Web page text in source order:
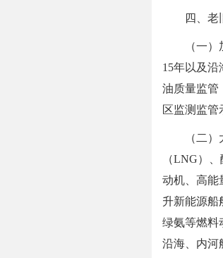
四、老
（一
15年以及
油质量监管
区监测监管
（二
（LNG）
动机、高能
升新能源船
绿氨等燃料
沿海、内河